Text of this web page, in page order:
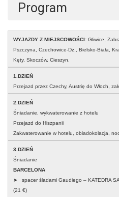
Program
WYJAZDY Z MIEJSCOWOŚCI: Gliwice,
Pszczyna, Czechowice-Dz., Bielsko-Biała,
Kęty, Skoczów, Cieszyn.
1.DZIEŃ
Przejazd przez Czechy, Austrię do Włoch,
2.DZIEŃ
Śniadanie, wykwaterowanie z hotelu
Przejazd do Hiszpanii
Zakwaterowanie w hotelu, obiadokolacja,
3.DZIEŃ
Śniadanie
BARCELONA
➤ spacer śladami Gaudiego – KATEDRA
(21 €)